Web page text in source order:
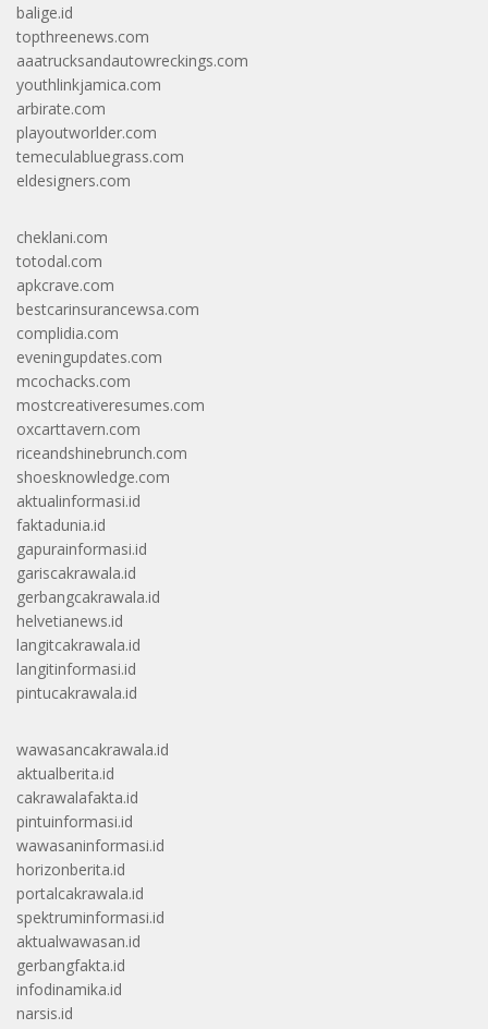
balige.id
topthreenews.com
aaatrucksandautowreckings.com
youthlinkjamica.com
arbirate.com
playoutworlder.com
temeculabluegrass.com
eldesigners.com
cheklani.com
totodal.com
apkcrave.com
bestcarinsurancewsa.com
complidia.com
eveningupdates.com
mcochacks.com
mostcreativeresumes.com
oxcarttavern.com
riceandshinebrunch.com
shoesknowledge.com
aktualinformasi.id
faktadunia.id
gapurainformasi.id
gariscakrawala.id
gerbangcakrawala.id
helvetianews.id
langitcakrawala.id
langitinformasi.id
pintucakrawala.id
wawasancakrawala.id
aktualberita.id
cakrawalafakta.id
pintuinformasi.id
wawasaninformasi.id
horizonberita.id
portalcakrawala.id
spektruminformasi.id
aktualwawasan.id
gerbangfakta.id
infodinamika.id
narsis.id